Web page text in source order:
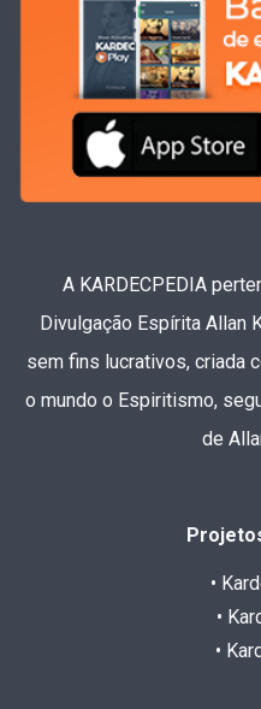
A KARDECPEDIA
Divulgação Espírita Allan
sem fins lucrativos, criada
o mundo o Espiritismo,
de
•
•
•